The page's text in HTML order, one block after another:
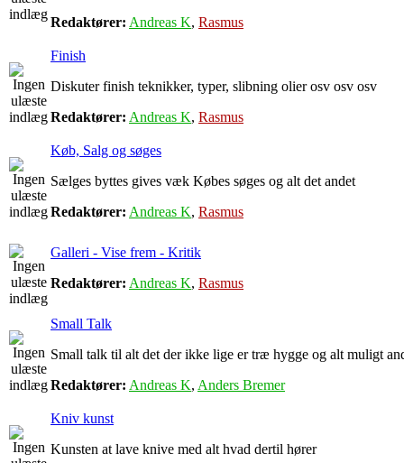
Redaktører: Andreas K, Rasmus
Finish
Diskuter finish teknikker, typer, slibning olier osv osv osv
Redaktører: Andreas K, Rasmus
Køb, Salg og søges
Sælges byttes gives væk Købes søges og alt det andet
Redaktører: Andreas K, Rasmus
Galleri - Vise frem - Kritik
Redaktører: Andreas K, Rasmus
Small Talk
Small talk til alt det der ikke lige er træ hygge og alt muligt
Redaktører: Andreas K, Anders Bremer
Kniv kunst
Kunsten at lave knive med alt hvad dertil hører